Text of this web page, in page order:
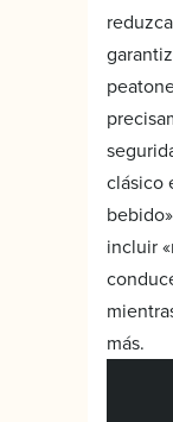
clásico
incluir
más.